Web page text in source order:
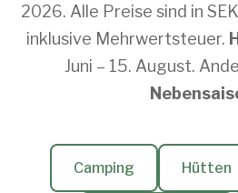
2026. Alle Preise sind in
inklusive Mehrwertsteuer.
Juni – 15. August.
Camping Hütten